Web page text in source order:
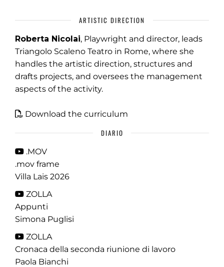
ARTISTIC DIRECTION
Roberta Nicolai, Playwright and director, leads
Triangolo Scaleno Teatro in Rome, where she
handles the artistic direction, structures and
drafts projects, and oversees the management
aspects of the activity.
Download the curriculum
DIARIO
.MOV
.mov frame
Villa Lais 2026
ZOLLA
Appunti
Simona Puglisi
ZOLLA
Cronaca della seconda riunione di lavoro
Paola Bianchi